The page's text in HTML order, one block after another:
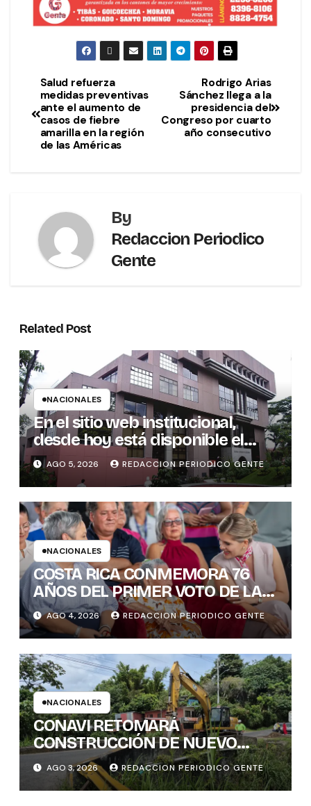
Rodrigo Arias
Sánchez llega a la
presidencia del
Congreso por cuarto
año consecutivo
Salud refuerza
medidas preventivas
ante el aumento de
casos de fiebre
amarilla en la región
de las Américas
By
Redaccion Periodico
Gente
Related Post
NACIONALES
En el sitio web institucional,
desde hoy está disponible el
sistema “Matrimonio en Línea”
para los notarios del país
AGO 5, 2026 REDACCION PERIODICO GENTE
NACIONALES
COSTA RICA CONMEMORA 76
AÑOS DEL PRIMER VOTO DE LAS
MUJERES , INAMU BRINDA
HOMENAJE A UNA DE LAS
PRIMERAS MUJERES VOTANTES
DE COSTARICA
AGO 4, 2026 REDACCION PERIODICO GENTE
NACIONALES
CONAVI RETOMARÁ
CONSTRUCCIÓN DE NUEVO
PUENTE EN TURES TRAS
CONCLUIR PROCESO DE
VALORACIÓN PATRIMONIAL
AGO 3, 2026 REDACCION PERIODICO GENTE